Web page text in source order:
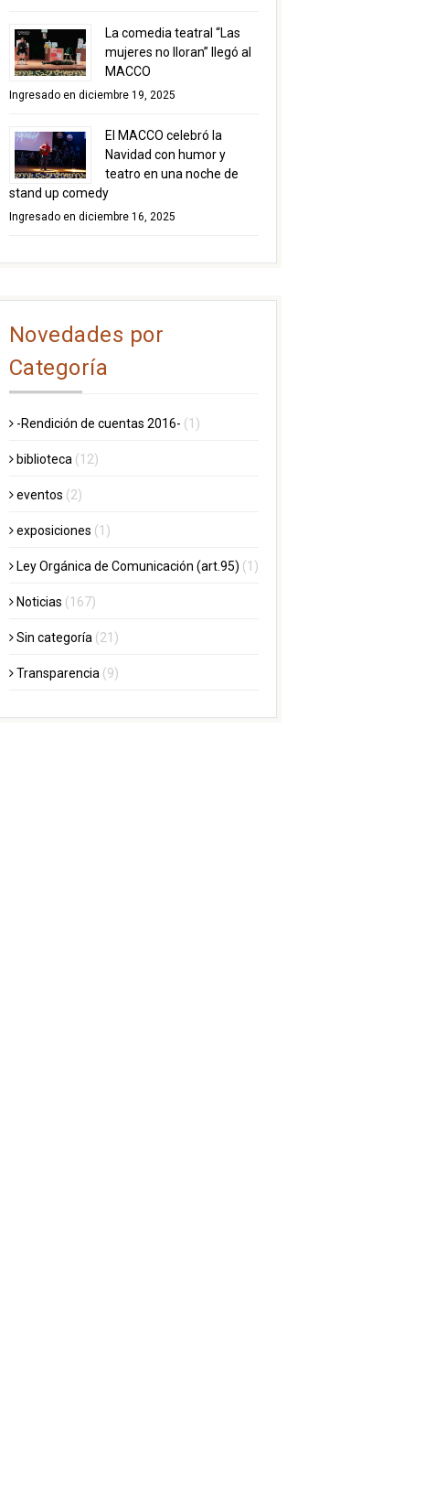
La comedia teatral “Las
mujeres no lloran” llegó al
MACCO
Ingresado en diciembre 19, 2025
El MACCO celebró la
Navidad con humor y
teatro en una noche de
stand up comedy
Ingresado en diciembre 16, 2025
Novedades por
Categoría
-Rendición de cuentas 2016- (1)
biblioteca (12)
eventos (2)
exposiciones (1)
Ley Orgánica de Comunicación (art.95) (1)
Noticias (167)
Sin categoría (21)
Transparencia (9)